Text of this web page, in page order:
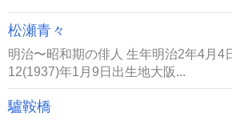
松瀬青々
明治〜昭和期の俳人 生年明治2年4月4日(1869年)没年昭和
12(1937)年1月9日出生地大阪...
驢鞍橋